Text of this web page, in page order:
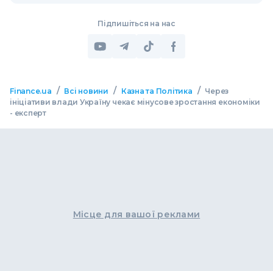
Підпишіться на нас
Finance.ua / Всі новини / Казна та Політика / Через
ініціативи влади Україну чекає мінусове зростання економіки
- експерт
Місце для вашої реклами